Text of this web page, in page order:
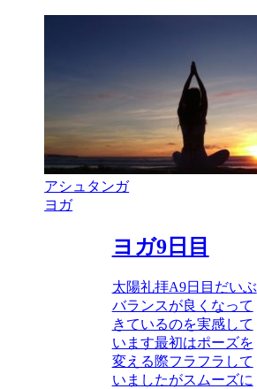
アシュタンガ
ヨガ
ヨガ9日目
太陽礼拝A9日目だいぶ
バランスが良くなって
きているのを実感して
います最初はポーズを
変える際フラフラして
いましたがスムーズに